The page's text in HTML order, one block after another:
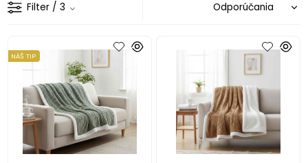
Filter / 3
NÁŠ TIP